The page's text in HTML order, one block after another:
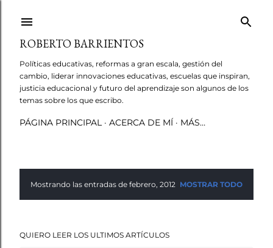
ROBERTO BARRIENTOS
Políticas educativas, reformas a gran escala, gestión del
cambio, liderar innovaciones educativas, escuelas que inspiran,
justicia educacional y futuro del aprendizaje son algunos de los
temas sobre los que escribo.
PÁGINA PRINCIPAL ACERCA DE MÍ MÁS…
EMostrando las entradas de febrero, 2012 MOSTRAR TODO
QUIERO LEER LOS ULTIMOS ARTÍCULOS